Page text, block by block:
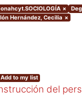
×
Hernández, Cecilia ×
Add to my list
del